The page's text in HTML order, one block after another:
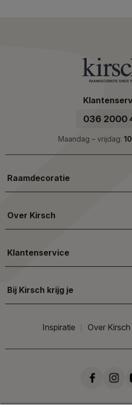
036 2000
Maandag – vrijdag:
Raamdecoratie
Over Kirsch
Klantenservice
Bij Kirsch krijg je
Inspiratie Over Kirsch